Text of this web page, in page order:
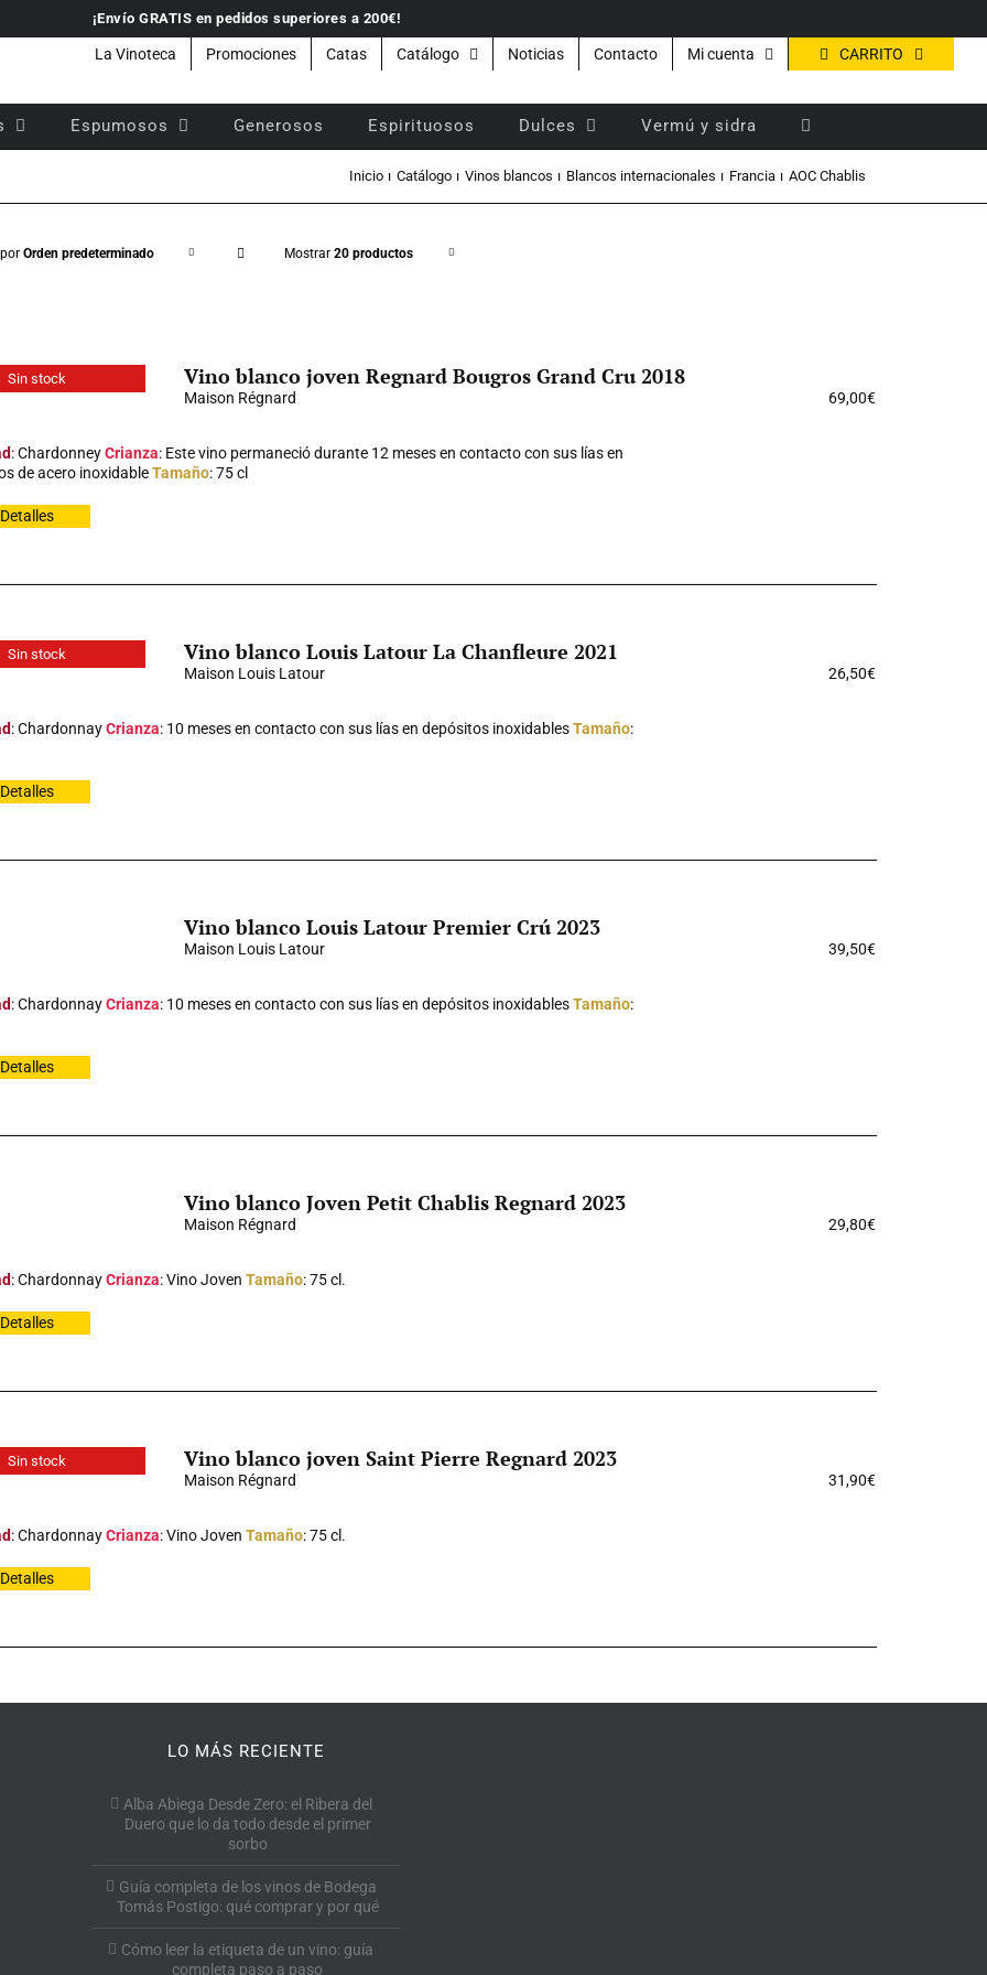
¡Envío GRATIS en pedidos superiores a 200€!
La Vinoteca Promociones Catas Catálogo Noticias Contacto Mi cuenta CARRITO
Espumosos Generosos Espirituosos Dulces Vermú y sidra
Inicio Catálogo Vinos blancos Blancos internacionales Francia AOC Chablis
porOrden predeterminado Mostrar20 productos
Sin stock Vino blanco joven Regnard Bougros Grand Cru 2018
Maison Régnard 69,00€
: ChardonneyCrianza: Este vino permaneció durante 12 meses en contacto con sus lías en
de acero inoxidableTamaño: 75 cl
Detalles
Sin stock Vino blanco Louis Latour La Chanfleure 2021
Maison Louis Latour 26,50€
: ChardonnayCrianza: 10 meses en contacto con sus lías en depósitos inoxidablesTamaño:
Detalles
Vino blanco Louis Latour Premier Crú 2023
Maison Louis Latour 39,50€
: ChardonnayCrianza: 10 meses en contacto con sus lías en depósitos inoxidablesTamaño:
Detalles
Vino blanco Joven Petit Chablis Regnard 2023
Maison Régnard 29,80€
: ChardonnayCrianza: Vino Joven Tamaño: 75 cl.
Detalles
Sin stock Vino blanco joven Saint Pierre Regnard 2023
Maison Régnard 31,90€
: ChardonnayCrianza: Vino Joven Tamaño: 75 cl.
Detalles
LO MÁS RECIENTE
Alba Abiega Desde Zero: el Ribera del
Duero que lo da todo desde el primer
sorbo
Guía completa de los vinos de Bodega
Tomás Postigo: qué comprar y por qué
Cómo leer la etiqueta de un vino: guía
completa paso a paso